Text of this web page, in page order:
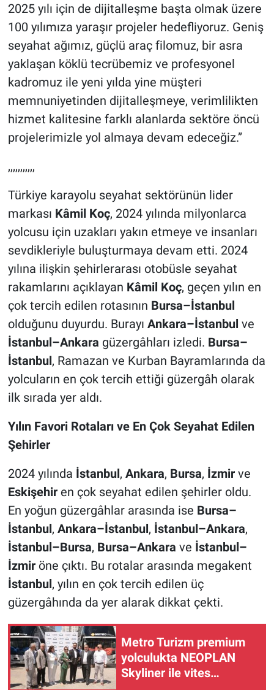
2025 yılı için de dijitalleşme başta olmak üzere
100 yılımıza yaraşır projeler hedefliyoruz. Geniş
seyahat ağımız, güçlü araç filomuz, bir asra
yaklaşan köklü tecrübemiz ve profesyonel
kadromuz ile yeni yılda yine müşteri
memnuniyetinden dijitalleşmeye, verimlilikten
hizmet kalitesine farklı alanlarda sektöre öncü
projelerimizle yol almaya devam edeceğiz.”
,,,,,,,,,,,
Türkiye karayolu seyahat sektörünün lider
markası Kâmil Koç, 2024 yılında milyonlarca
yolcusu için uzakları yakın etmeye ve insanları
sevdikleriyle buluşturmaya devam etti. 2024
yılına ilişkin şehirlerarası otobüsle seyahat
rakamlarını açıklayan Kâmil Koç, geçen yılın en
çok tercih edilen rotasının Bursa–İstanbul
olduğunu duyurdu. Burayı Ankara–İstanbul ve
İstanbul–Ankara güzergâhları izledi. Bursa–
İstanbul, Ramazan ve Kurban Bayramlarında da
yolcuların en çok tercih ettiği güzergâh olarak
ilk sırada yer aldı.
Yılın Favori Rotaları ve En Çok Seyahat Edilen
Şehirler
2024 yılında İstanbul, Ankara, Bursa, İzmirve
Eskişehiren çok seyahat edilen şehirler oldu.
En yoğun güzergâhlar arasında ise Bursa–
İstanbul, Ankara–İstanbul, İstanbul–Ankara,
İstanbul–Bursa, Bursa–Ankara ve İstanbul–
İzmiröne çıktı. Bu rotalar arasında megakent
İstanbul, yılın en çok tercih edilen üç
güzergâhında da yer alarak dikkat çekti.
Metro Turizm premium
yolculukta NEOPLAN
Skyliner ile vites